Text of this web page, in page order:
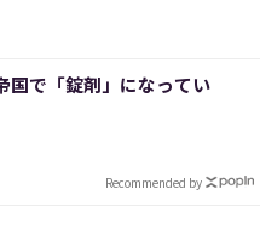
国で「錠剤」になってい
Recommended by